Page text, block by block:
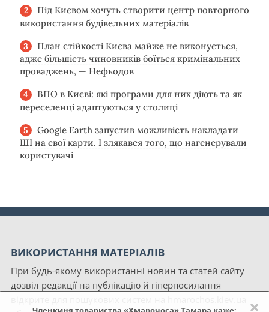
×
Під Києвом хочуть створити центр повторного
використання будівельних матеріалів
План стійкості Києва майже не виконується,
адже більшість чиновників боїться кримінальних
проваджень, — Нефьодов
ВПО в Києві: які програми для них діють та як
переселенці адаптуються у столиці
Google Earth запустив можливість накладати
ШІ на свої карти. І злякався того, що нагенерували
користувачі
ВИКОРИСТАННЯ МАТЕРІАЛІВ
При будь-якому використанні новин та статей сайту
дозвіл редакції на публікацію й гіперпосилання